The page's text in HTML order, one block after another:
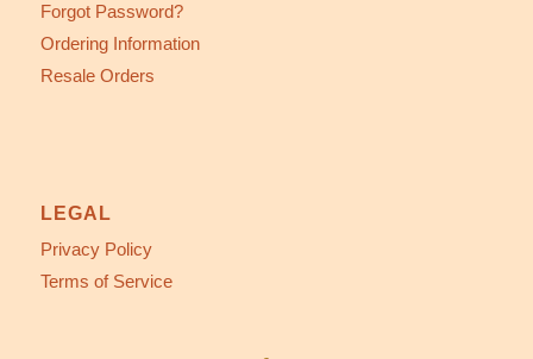
Forgot Password?
Ordering Information
Resale Orders
LEGAL
Privacy Policy
Terms of Service